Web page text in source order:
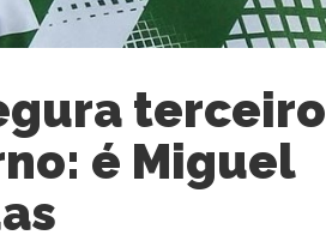
terceiro
é Miguel